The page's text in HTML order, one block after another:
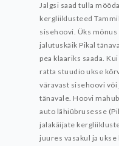
Jalgsi saad tulla
kergliiklusteed
sisehoovi. Üks
jalutuskäik Pikal
pea klaariks saada.
ratta stuudio ukse
väravast sisehoovi või
tänavale. Hoovi
auto lähiübrusesse
jalakäijate
juures vasakul ja